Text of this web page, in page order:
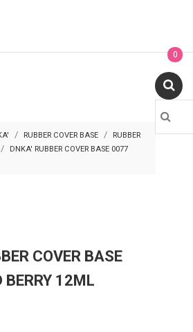
0
RUBBER COVER BASE
RUBBER
DNKA' RUBBER COVER BASE 0077
COVER BASE
12ML